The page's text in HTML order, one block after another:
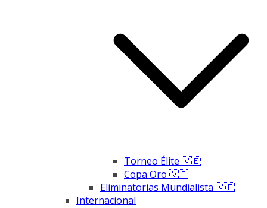
Torneo Élite 🇻🇪
Copa Oro 🇻🇪
Eliminatorias Mundialista 🇻🇪
Internacional